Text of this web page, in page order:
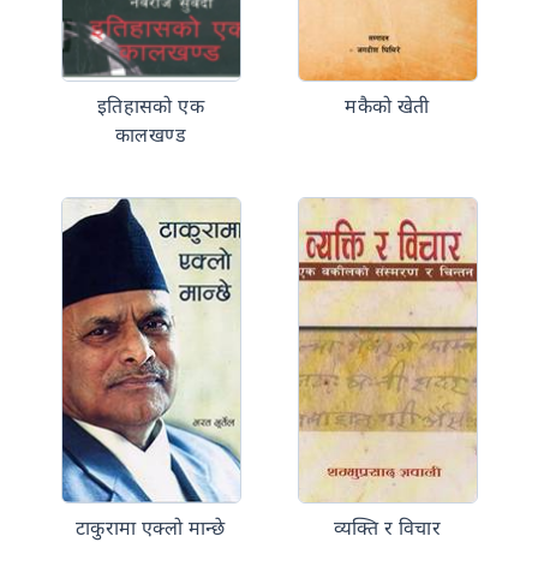
इतिहासको एक
कालखण्ड
मकैको खेती
टाकुरामा एक्लो मान्छे व्यक्ति र विचार